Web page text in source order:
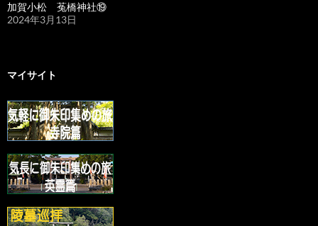
加賀小松 菟橋神社⑲
2024年3月13日
マイサイト